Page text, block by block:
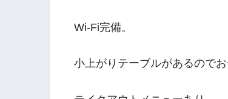
Wi-Fi完備。
小上がりテーブルがあるのでお